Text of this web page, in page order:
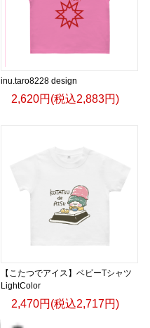
inu.taro8228 design
2,620円(税込2,883円)
【こたつでアイス】ベビーTシャツ
LightColor
2,470円(税込2,717円)